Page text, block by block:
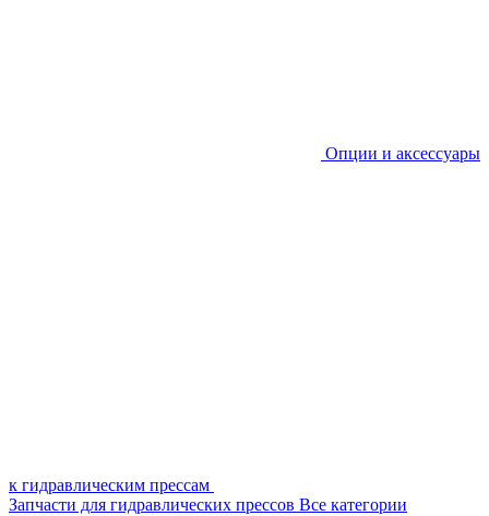
Опции и аксессуары
к гидравлическим прессам
Запчасти для гидравлических прессов Все категории